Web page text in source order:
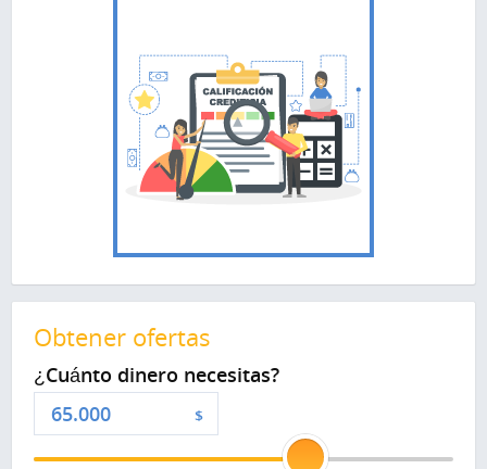
Obtener ofertas
¿Cuánto dinero necesitas?
$